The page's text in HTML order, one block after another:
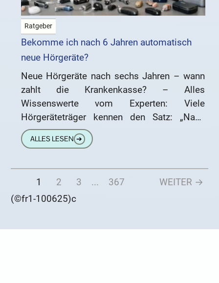
Ratgeber
Bekomme ich nach 6 Jahren automatisch
neue Hörgeräte?
Neue Hörgeräte nach sechs Jahren – wann
zahlt die Krankenkasse? – Alles
Wissenswerte vom Experten: Viele
Hörgeräteträger kennen den Satz: „Nach
sechs Jahren zahlt die Krankenkasse neue
Hörgeräte.“ Das klingt
ALLES LESEN ➔
1 2 3 ... 367
WEITER →
(©fr1-100625)c